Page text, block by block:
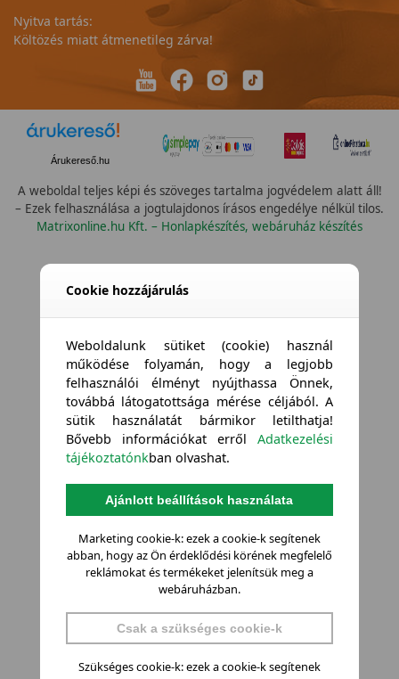
Nyitva tartás:
Költözés miatt átmenetileg zárva!
Árukereső.hu
A weboldal teljes képi és szöveges tartalma jogvédelem alatt áll!
– Ezek felhasználása a jogtulajdonos írásos engedélye nélkül tilos.
Matrixonline.hu Kft. – Honlapkészítés, webáruház készítés
Cookie hozzájárulás
Weboldalunk sütiket (cookie) használ
működése folyamán, hogy a legjobb
felhasználói élményt nyújthassa Önnek,
továbbá látogatottsága mérése céljából. A
sütik használatát bármikor letilthatja!
Bővebb információkat errőlAdatkezelési
tájékoztatónkban olvashat.
Ajánlott beállítások használata
Marketing cookie-k: ezek a cookie-k segítenek
abban, hogy az Ön érdeklődési körének megfelelő
reklámokat és termékeket jelenítsük meg a
webáruházban.
Csak a szükséges cookie-k
Szükséges cookie-k: ezek a cookie-k segítenek